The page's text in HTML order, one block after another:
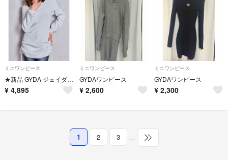
ミニワンピース
★新品 GYDA ジェイダ★ 2WAYオフショルラメニットチュニック
¥ 4,895
ミニワンピース
GYDAワンピース
¥ 2,600
ミニワンピース
GYDAワンピース
¥ 2,300
1 2 3 …